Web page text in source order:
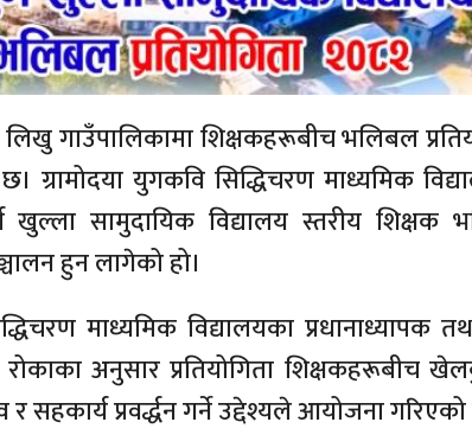
गाउँपालिकामा शिक्षकहरूबीच भलिबल
ग्रामोदया युगकवि सिद्धिचरण माध्यमिक
खुल्ला सामुदायिक विद्यालय स्तरीय शिक्षक
हुन लागेको हो।
माध्यमिक विद्यालयका प्रधानाध्यापक
अनुसार प्रतियोगिता शिक्षकहरूबीच
सहकार्य प्रवर्द्धन गर्ने उद्देश्यले आयोजना गरिएको